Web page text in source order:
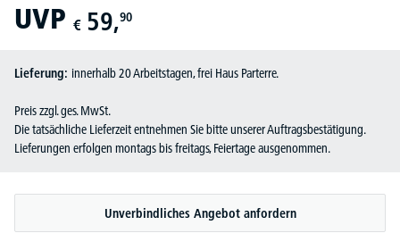
UVP € 59,90
Lieferung: innerhalb 20 Arbeitstagen, frei Haus Parterre.
Preis zzgl. ges. MwSt.
Die tatsächliche Lieferzeit entnehmen Sie bitte unserer Auftragsbestätigung.
Lieferungen erfolgen montags bis freitags, Feiertage ausgenommen.
Unverbindliches Angebot anfordern